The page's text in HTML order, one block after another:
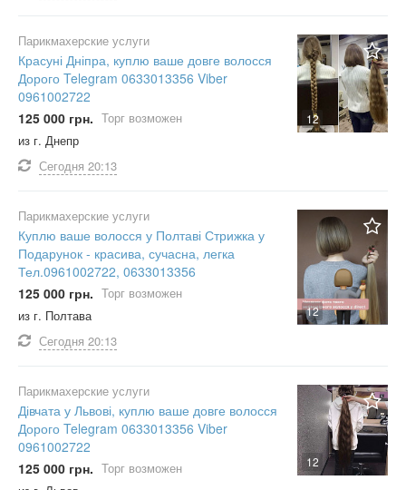
12
Парикмахерские услуги
Красуні Дніпра, куплю ваше довге волосся
Дорого Telegram 0633013356 Viber
0961002722
125 000 грн. Торг возможен
из г. Днепр
Сегодня 20:13
12
Парикмахерские услуги
Куплю ваше волосся у Полтаві Стрижка у
Подарунок - красива, сучасна, легка
Тел.0961002722, 0633013356
125 000 грн. Торг возможен
из г. Полтава
Сегодня 20:13
12
Парикмахерские услуги
Дівчата у Львові, куплю ваше довге волосся
Дорого Telegram 0633013356 Viber
0961002722
125 000 грн. Торг возможен